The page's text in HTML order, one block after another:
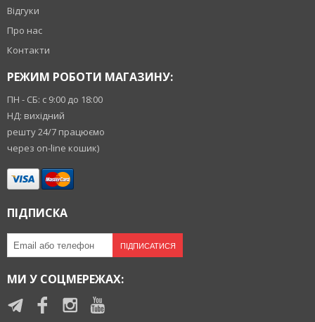
Відгуки
Про нас
Контакти
РЕЖИМ РОБОТИ МАГАЗИНУ:
ПН - СБ: с 9:00 до 18:00
НД: вихідний
решту 24/7 працюємо
через on-line кошик)
ПІДПИСКА
ПІДПИСАТИСЯ
МИ У СОЦМЕРЕЖАХ: